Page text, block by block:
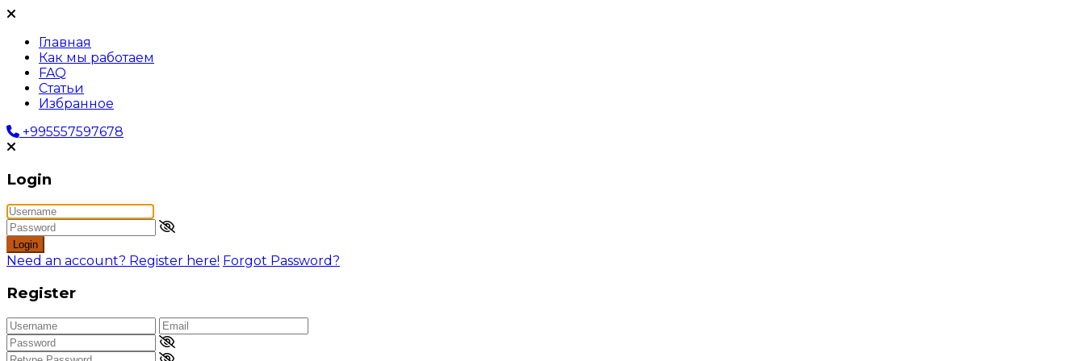
Главная
Как мы работаем
FAQ
Статьи
Избранное
+995557597678
Login
Login
Need an account? Register here! Forgot Password?
Register